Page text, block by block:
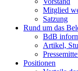
Mitglied
Satzung
Rund um das
BdB
Artikel,
Positionen